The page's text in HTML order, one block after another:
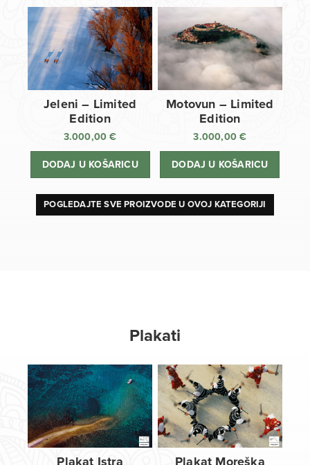
Jeleni – Limited
Edition
3.000,00€
DODAJ U KOŠARICU
Motovun – Limited
Edition
3.000,00€
DODAJ U KOŠARICU
POGLEDAJTE SVE PROIZVODE U OVOJ KATEGORIJI
Plakati
Plakat Istra Plakat Moreška